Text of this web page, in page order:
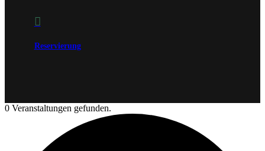

Reservierung
0 Veranstaltungen gefunden.